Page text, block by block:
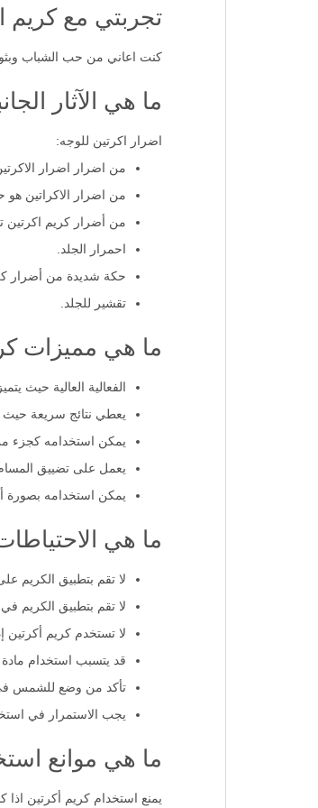
تجربتي مع كريم
كنت اعاني من حب الشباب
ما هي الآثار
اضرار اكرتين للوجه:
من اضرار اضرار
من اضرار الاكراتين هو
من أضرار كريم اكرتين
احمرار الجلد.
حكة شديدة من أضرار
تقشير للجلد.
ما هي مميزات
الفعالية العالية حيث
يعطي نتائج سريعة حيث
يمكن استخدامه كجزء من
يعمل على تضييق
يمكن استخدامه بصورة
ما هي
لا تقم بتطبيق الكريم
لا تقم بتطبيق الكريم
لا تستخدم كريم أكرتين
قد يتسبب استخدام مادة
تأكد من وضع للشمس
يجب الاستمرار في استخدام كريم أكرتين
ما هي موانع
يمنع استخدام كريم أكرتين